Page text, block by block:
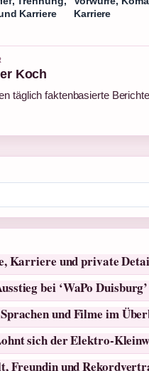
Karriere
Karriere
Koch
täglich faktenbasierte
Karriere und private
bei ‘WaPo
und Filme im
sich der Elektro-
Freundin und